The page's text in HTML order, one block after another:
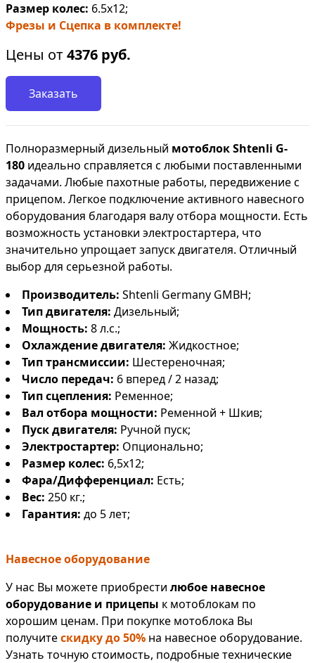
Размер колес: 6.5х12;
Фрезы и Сцепка в комплекте!
Цены от4376 руб.
Заказать
Полноразмерный дизельный мотоблок Shtenli G-
180 идеально справляется с любыми поставленными
задачами. Любые пахотные работы, передвижение с
прицепом. Легкое подключение активного навесного
оборудования благодаря валу отбора мощности. Есть
возможность установки электростартера, что
значительно упрощает запуск двигателя. Отличный
выбор для серьезной работы.
Производитель: Shtenli Germany GMBH;
Тип двигателя: Дизельный;
Мощность: 8 л.с.;
Охлаждение двигателя: Жидкостное;
Тип трансмиссии: Шестереночная;
Число передач: 6 вперед / 2 назад;
Тип сцепления: Ременное;
Вал отбора мощности: Ременной + Шкив;
Пуск двигателя: Ручной пуск;
Электростартер: Опционально;
Размер колес: 6,5х12;
Фара/Дифференциал: Есть;
Вес: 250 кг.;
Гарантия: до 5 лет;
Навесное оборудование
У нас Вы можете приобрести любое навесное
оборудование и прицепы к мотоблокам по
хорошим ценам. При покупке мотоблока Вы
получитескидку до 50% на навесное оборудование.
Узнать точную стоимость, подробные технические